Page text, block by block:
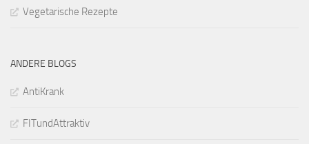
Vegetarische Rezepte
ANDERE BLOGS
AntiKrank
FITundAttraktiv